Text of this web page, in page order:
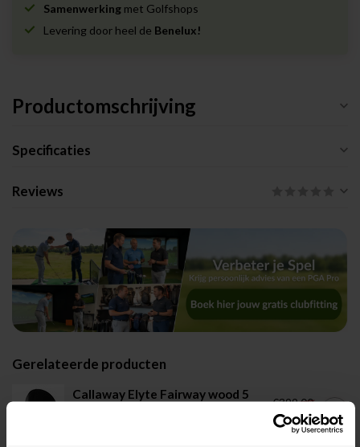
Samenwerking met Golfshops
Levering door heel de Benelux!
Productomschrijving
Specificaties
Reviews
Gerelateerde producten
Callaway Elyte Fairway wood 5
RH
€399,00
€335,00